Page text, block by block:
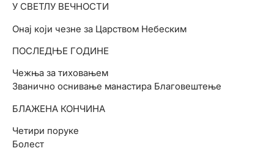
У СВЕТЛУ ВЕЧНОСТИ
Онај који чезне за Царством Небеским
ПОСЛЕДЊЕ ГОДИНЕ
Чежња за тиховањем
Званично оснивање манастира Благовештење
БЛАЖЕНА КОНЧИНА
Четири поруке
Болест